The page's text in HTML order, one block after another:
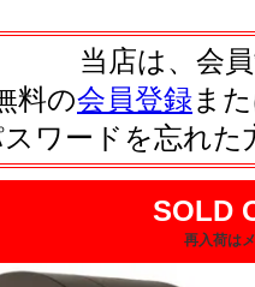
当店は、会
料の会員登録また
ワードを忘れた
SOLD
再入荷は